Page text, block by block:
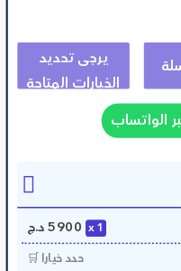
الواتساب
1
5900د.ج
حدد خيارا 🛒